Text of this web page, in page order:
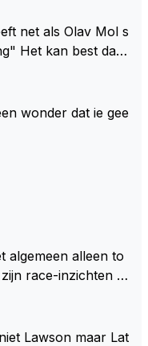
Het kan best dat
een tijd zonder r
wonder dat ie gee
algemeen alleen to
race-inzichten q
wat dat betreft h
Lawson maar Lat